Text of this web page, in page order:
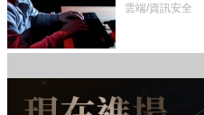
癱瘓全球！
雲端/資訊安全